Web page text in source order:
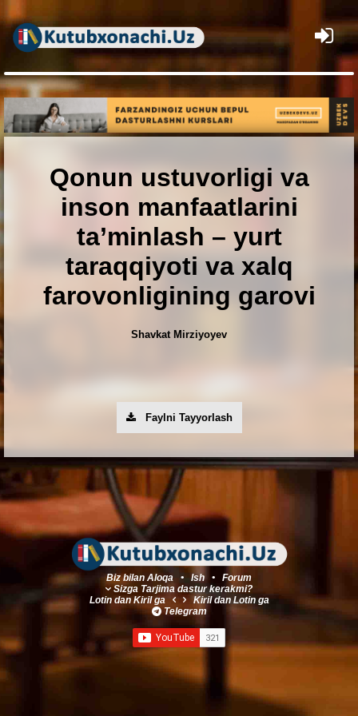
×
Qonun ustuvorligi va
inson manfaatlarini
ta’minlash – yurt
taraqqiyoti va xalq
farovonligining garovi
Shavkat Mirziyoyev
Faylni Tayyorlash
Biz bilan Aloqa • Ish • Forum
Sizga Tarjima dastur kerakmi?
Lotindan Kirilga Kirildan Lotinga
Telegram